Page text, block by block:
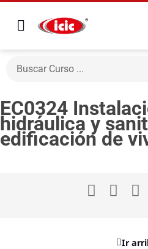
EC0324
hidráulica y
edificación de
Ir